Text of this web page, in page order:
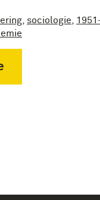
sociologie